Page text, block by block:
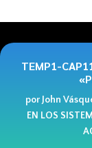
TEMP1-
porJohn
EN LOS